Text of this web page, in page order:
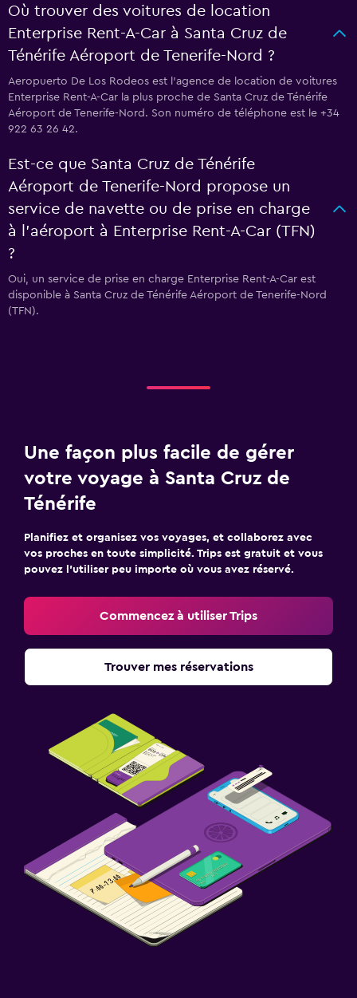
Où trouver des voitures de location
Enterprise Rent-A-Car à Santa Cruz de
Ténérife Aéroport de Tenerife-Nord ?
Aeropuerto De Los Rodeos est l'agence de location de voitures
Enterprise Rent-A-Car la plus proche de Santa Cruz de Ténérife
Aéroport de Tenerife-Nord. Son numéro de téléphone est le +34
922 63 26 42.
Est-ce que Santa Cruz de Ténérife
Aéroport de Tenerife-Nord propose un
service de navette ou de prise en charge
à l’aéroport à Enterprise Rent-A-Car (TFN)
?
Oui, un service de prise en charge Enterprise Rent-A-Car est
disponible à Santa Cruz de Ténérife Aéroport de Tenerife-Nord
(TFN).
Une façon plus facile de gérer
votre voyage à Santa Cruz de
Ténérife
Planifiez et organisez vos voyages, et collaborez avec
vos proches en toute simplicité. Trips est gratuit et vous
pouvez l’utiliser peu importe où vous avez réservé.
Commencez à utiliser Trips
Trouver mes réservations